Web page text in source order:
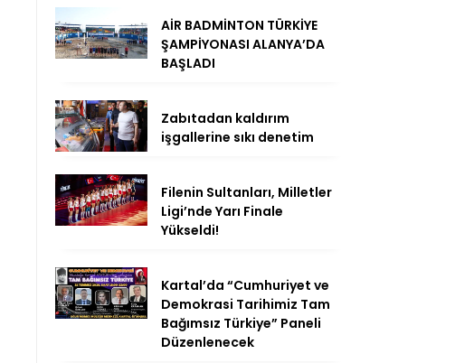
AİR BADMİNTON TÜRKİYE
ŞAMPİYONASI ALANYA’DA
BAŞLADI
Zabıtadan kaldırım
işgallerine sıkı denetim
Filenin Sultanları, Milletler
Ligi’nde Yarı Finale
Yükseldi!
Kartal’da “Cumhuriyet ve
Demokrasi Tarihimiz Tam
Bağımsız Türkiye” Paneli
Düzenlenecek